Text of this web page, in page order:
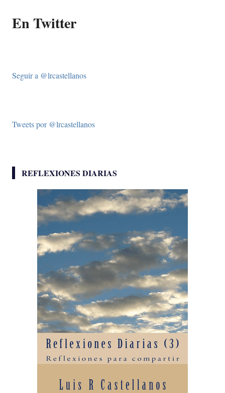
En Twitter
Seguir a @lrcastellanos
Tweets por @lrcastellanos
REFLEXIONES DIARIAS